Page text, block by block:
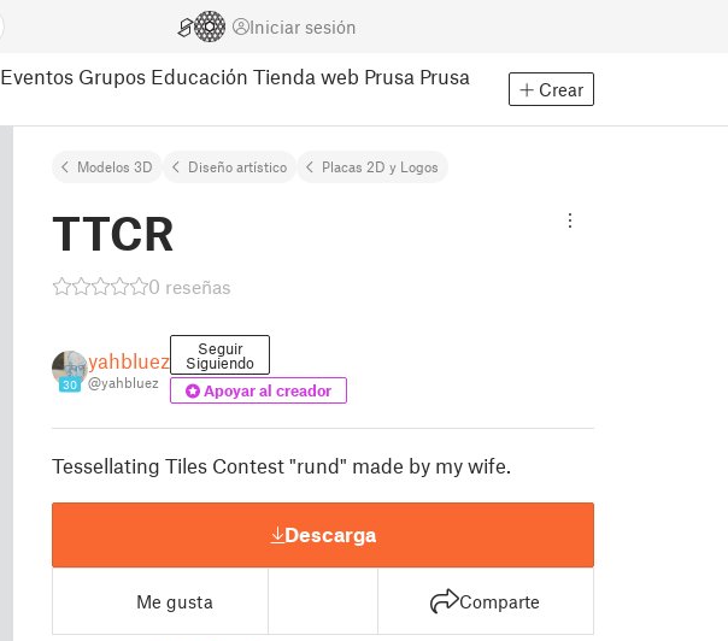
Iniciar sesión
Eventos Grupos Educación Tienda web Prusa Prusa
Crear
Modelos 3D Diseño artístico Placas 2D y Logos
TTCR
0 reseñas
30
yahbluez
@yahbluez
Seguir
Siguiendo
Apoyar al creador
Tessellating Tiles Contest "rund" made by my wife.
Descarga
Me gusta Comparte